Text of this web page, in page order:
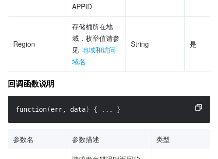
APPID
Region
存储桶所在地
域，枚举值请参
见 地域和访问
域名
String 是
回调函数说明
function(err, data) { .. . }
参数名 参数描述 类型